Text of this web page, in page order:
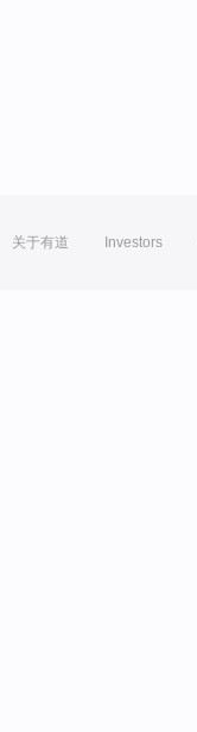
关于有道 Investors